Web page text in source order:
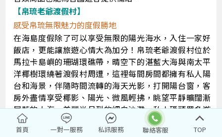
【帛琉老爺渡假村】
感受帛琉無限魅力的度假勝地
在海島度假除了可以享受無限的陽光海水，入住一家好
飯店，更能讓旅遊心情大為加分！帛琉老爺渡假村位於
馬拉卡島嶼的珊瑚環礁帶，晴空下的湛藍大海與南太平
洋椰樹環繞著渡假村周遭，這裡每間房間都擁有私人陽
台和海景，伴隨時間流轉的海天光影，打開陽台窗，客
房外盡情享受椰影、陽光、微風輕拂，眺望平靜曠闊漸
層藍的大海、美麗半月型的細白沙灘、私人碼頭眾多遊
艇安靜的停泊，伴隨著島上人們的笑顏，使美麗的風景
更加動人。
首頁 一對一服務 私訊服務 TOP